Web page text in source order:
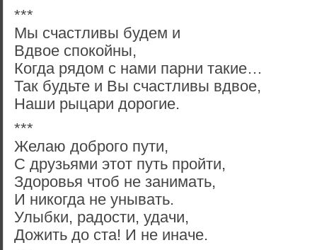
***
Мы счастливы будем и
Вдвое спокойны,
Когда рядом с нами парни такие…
Так будьте и Вы счастливы вдвое,
Наши рыцари дорогие.
***
Желаю доброго пути,
С друзьями этот путь пройти,
Здоровья чтоб не занимать,
И никогда не унывать.
Улыбки, радости, удачи,
Дожить до ста! И не иначе.